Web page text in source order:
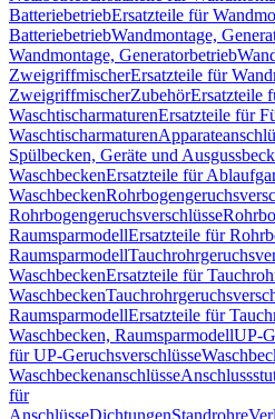
BatteriebetriebErsatzteile für
BatteriebetriebWandmontage,
Wandmontage, Generatorbetrieb
ZweigriffmischerErsatzteile für
ZweigriffmischerZubehörErsatzteile
WaschtischarmaturenErsatzteile für
Waschtischarmaturen
Spülbecken, Geräte und
WaschbeckenErsatzteile für
Waschbecken
Rohrbogengeruchsverschlüsse
RaumsparmodellErsatzteile für
Raumsparmodell
WaschbeckenErsatzteile für
Waschbecken
RaumsparmodellErsatzteile für
Waschbecken, RaumsparmodellUP-
für UP-Geruchsverschlüsse
Waschbeckenanschlüsse
für
AnschlüsseDichtungenStandrohre